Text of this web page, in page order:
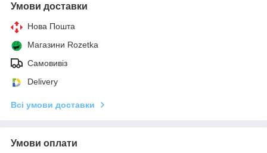
Умови доставки
Нова Пошта
Магазини Rozetka
Самовивіз
Delivery
Всі умови доставки
Умови оплати